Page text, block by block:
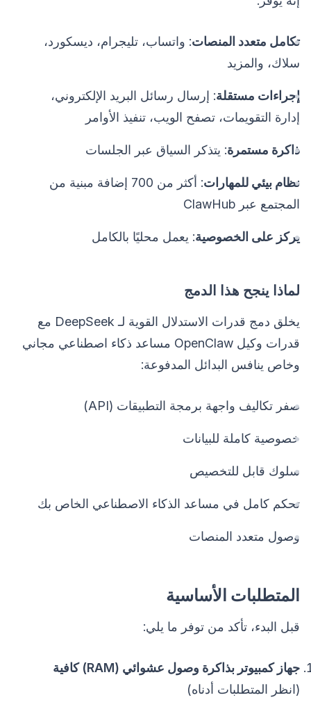
تكامل متعدد المنصات: واتساب، تليجرام، ديسكورد،
سلاك، والمزيد
إجراءات مستقلة: إرسال رسائل البريد الإلكتروني،
إدارة التقويمات، تصفح الويب، تنفيذ الأوامر
ذاكرة مستمرة: يتذكر السياق عبر الجلسات
نظام بيئي للمهارات
: أكثر من 700 إضافة مبنية من
المجتمع عبر ClawHub
يركز على الخصوصية: يعمل محليًا بالكامل
لماذا ينجح هذا الدمج
يخلق دمج قدرات الاستدلال القوية لـ DeepSeek مع
قدرات وكيل OpenClaw مساعد ذكاء اصطناعي مجاني
وخاص ينافس البدائل المدفوعة:
صفر تكاليف واجهة برمجة التطبيقات (API)
خصوصية كاملة للبيانات
سلوك قابل للتخصيص
تحكم كامل في مساعد الذكاء الاصطناعي الخاص بك
وصول متعدد المنصات
المتطلبات الأساسية
قبل البدء، تأكد من توفر ما يلي:
جهاز كمبيوتر بذاكرة وصول عشوائي (RAM) كافية
(انظر المتطلبات أدناه)